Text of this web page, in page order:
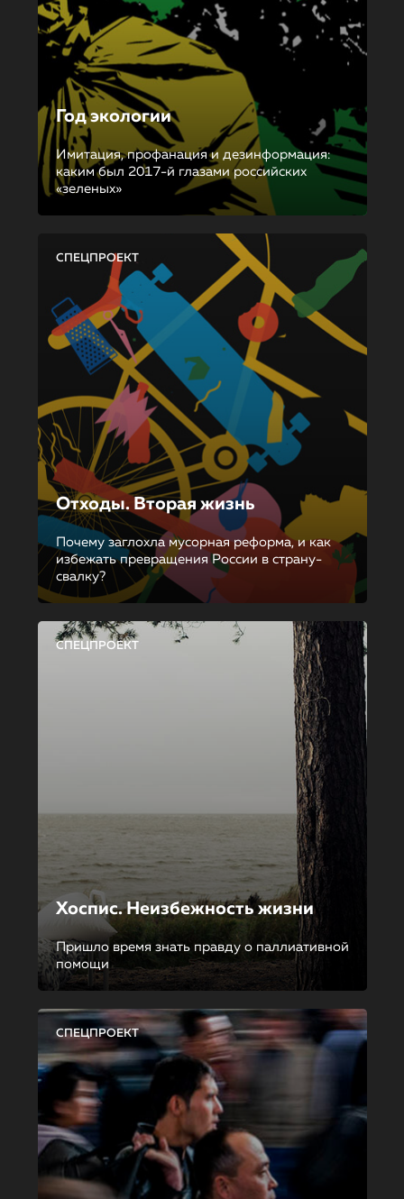
Год экологии
Имитация, профанация и дезинформация:
каким был 2017-й глазами российских
«зеленых»
СПЕЦПРОЕКТ
Отходы. Вторая жизнь
Почему заглохла мусорная реформа, и как
избежать превращения России в страну-
свалку?
СПЕЦПРОЕКТ
Хоспис. Неизбежность жизни
Пришло время знать правду о паллиативной
помощи
СПЕЦПРОЕКТ